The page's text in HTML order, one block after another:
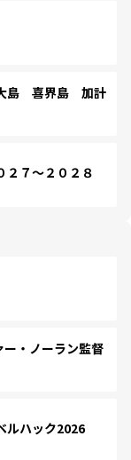
島 喜界島 加計
７～２０２８
・ノーラン監督
ルハック2026